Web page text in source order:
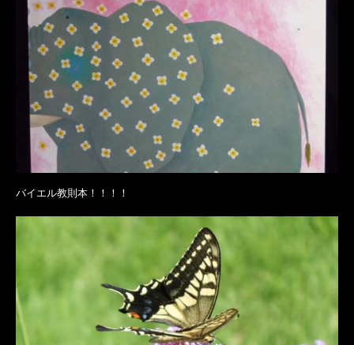
バイエル教則本！！！！